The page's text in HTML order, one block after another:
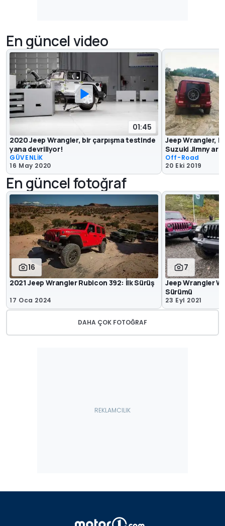
En güncel video
01:45
2020 Jeep Wrangler, bir çarpışma testinde
yana devriliyor!
GÜVENLİK
16 May 2020
Jeep Wrangler,
Suzuki Jimny
Off-Road
20 Eki 2019
En güncel fotoğraf
16
2021 Jeep Wrangler Rubicon 392: İlk Sürüş
17 Oca 2024
7
Jeep Wrangler
Sürümü
23 Eyl 2021
DAHA ÇOK FOTOĞRAF